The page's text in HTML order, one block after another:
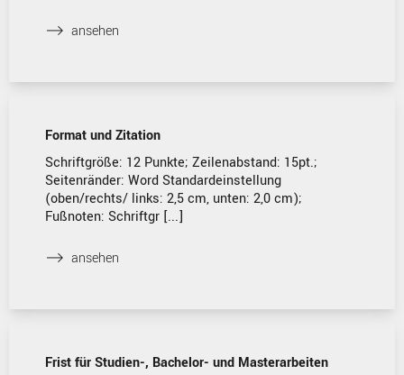
⟶ ansehen
Format und Zitation
Schriftgröße: 12 Punkte; Zeilenabstand: 15pt.;
Seitenränder: Word Standardeinstellung
(oben/rechts/ links: 2,5 cm, unten: 2,0 cm);
Fußnoten: Schriftgr [...]
⟶ ansehen
Frist für Studien-, Bachelor- und Masterarbeiten